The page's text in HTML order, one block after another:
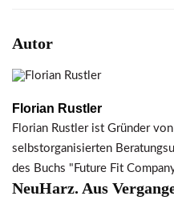
Autor
Florian Rustler
Florian Rustler ist Gründer
selbstorganisierten
des Buchs "Future Fit
NeuHarz. Aus